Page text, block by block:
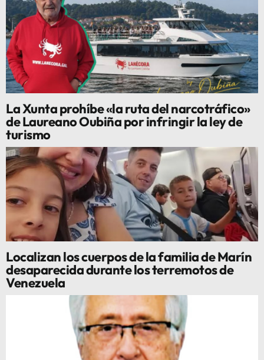
La Xunta prohíbe «la ruta del narcotráfico»
de Laureano Oubiña por infringir la ley de
turismo
Localizan los cuerpos de la familia de Marín
desaparecida durante los terremotos de
Venezuela